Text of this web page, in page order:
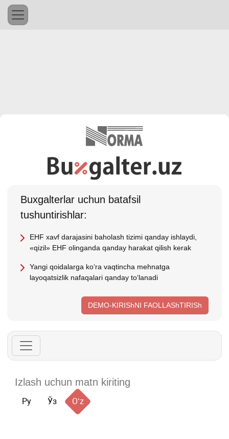
Buхgalterlar uchun batafsil
tushuntirishlar:
EHF хavf darajasini baholash tizimi qanday ishlaydi,
«qizil» EHF olinganda qanday harakat qilish kerak
Yangi qoidalarga koʻra vaqtincha mehnatga
layoqatsizlik nafaqalari qanday toʻlanadi
DEMO-KIRIShNI FAOLLAShTIRISh
Ру Ўз Oʻz